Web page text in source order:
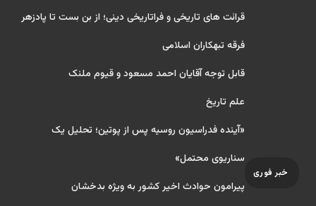
خبر فوری
قرائت های تاریخی و فراتاریخی دینی؛ از بن بست تا پادزهر
فرقه تبهکاران اسلامی
قابل توجه آقایان احمد مسعود و قیوم ملنک
علم تاریخ
«آینده فدراسیون روسیه پس از پوتین؛ تحلیل یک
سناریوی محتمل»
پیرامون حوادث اخیر کشور به ویژه بدخشان